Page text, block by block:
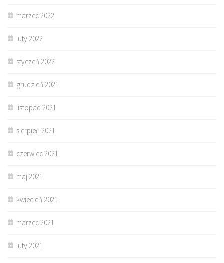
marzec 2022
luty 2022
styczeń 2022
grudzień 2021
listopad 2021
sierpień 2021
czerwiec 2021
maj 2021
kwiecień 2021
marzec 2021
luty 2021